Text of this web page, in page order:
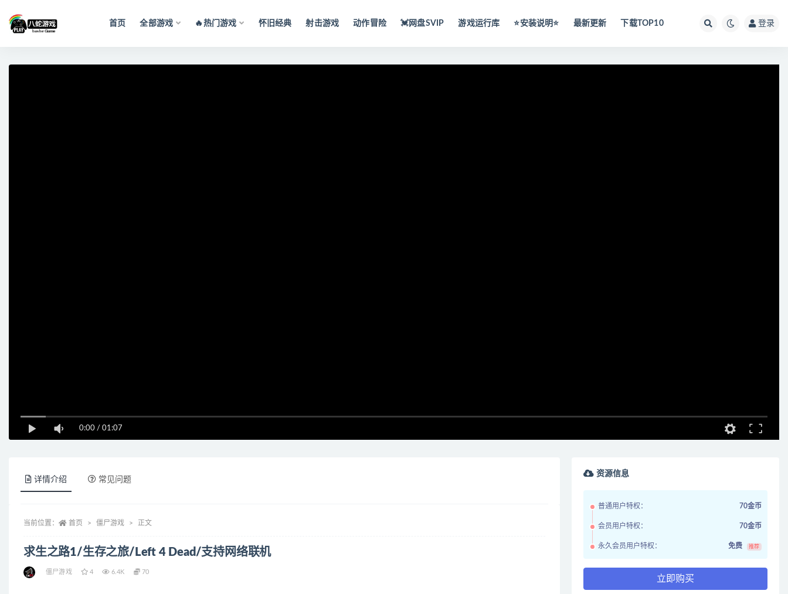
首页 全部游戏 🔥热门游戏 怀旧经典 射击游戏 动作冒险 💓网盘SVIP 游戏运行库 ⭐️安装说明⭐️ 最新更新 下载TOP10 登录
0:00 / 01:07
详情介绍 常见问题
当前位置： 首页 僵尸游戏 正文
求生之路1/生存之旅/Left 4 Dead/支持网络联机
僵尸游戏 4 6.4K 70
资源信息
普通用户特权： 70金币
会员用户特权： 70金币
永久会员用户特权： 免费 推荐
立即购买